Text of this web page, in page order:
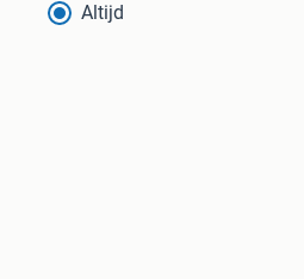
Altijd